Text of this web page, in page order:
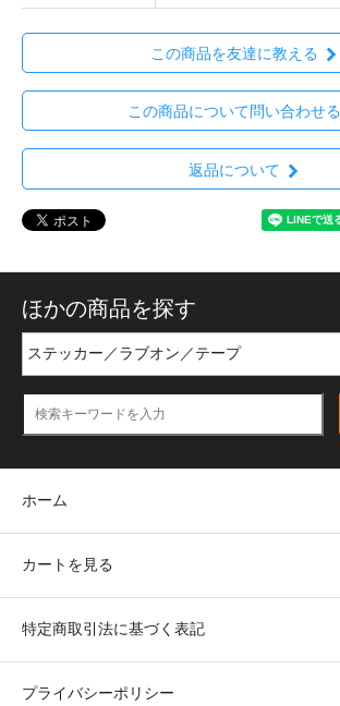
この商品を友達に教える
この商品について問い合わせる
返品について
ほかの商品を探す
ホーム
カートを見る
特定商取引法に基づく表記
プライバシーポリシー